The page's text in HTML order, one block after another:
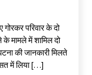
परिवार के दो
मामले में शामिल दो
की जानकारी मिलते
में लिया […]